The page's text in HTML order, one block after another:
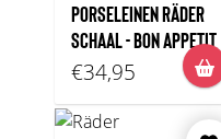
PORSELEINEN RÄDER
SCHAAL - BON APPETIT
€34,95